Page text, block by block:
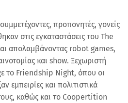
προπονητές, γονείς
στις εγκαταστάσεις του The
απολαμβάνοντας robot games,
και show. Ξεχωριστή
το Friendship Night, όπου οι
εμπειρίες και πολιτιστικά
καθώς και το Coopertition